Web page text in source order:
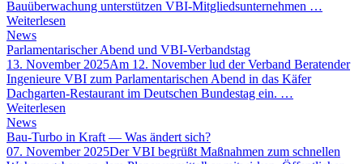
Bauüberwachung unterstützen VBI-Mitgliedsunternehmen …
Weiterlesen
News
Parlamentarischer Abend und VBI-Verbandstag
13. November 2025Am 12. November lud der Verband Beratender
Ingenieure VBI zum Parlamentarischen Abend in das Käfer
Dachgarten-Restaurant im Deutschen Bundestag ein. …
Weiterlesen
News
Bau-Turbo in Kraft — Was ändert sich?
07. November 2025Der VBI begrüßt Maßnahmen zum schnellen